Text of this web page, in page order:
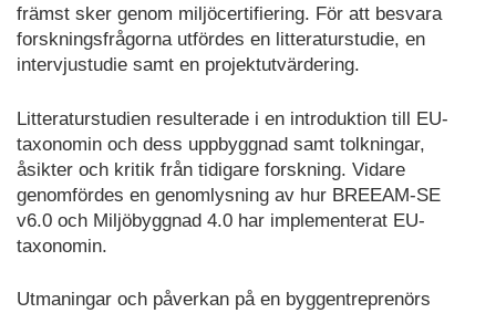
främst sker genom miljöcertifiering. För att besvara
forskningsfrågorna utfördes en litteraturstudie, en
intervjustudie samt en projektutvärdering.
Litteraturstudien resulterade i en introduktion till EU-
taxonomin och dess uppbyggnad samt tolkningar,
åsikter och kritik från tidigare forskning. Vidare
genomfördes en genomlysning av hur BREEAM-SE
v6.0 och Miljöbyggnad 4.0 har implementerat EU-
taxonomin.
Utmaningar och påverkan på en byggentreprenörs